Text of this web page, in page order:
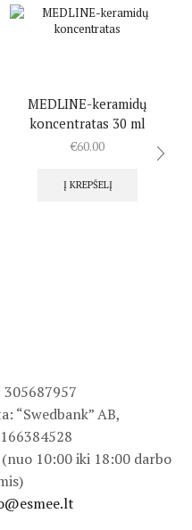
MEDLINE-keramidų
koncentratas 30 ml
€60.00
Į KREPŠELĮ
305687957
“Swedbank” AB,
10:00 iki 18:00 darbo